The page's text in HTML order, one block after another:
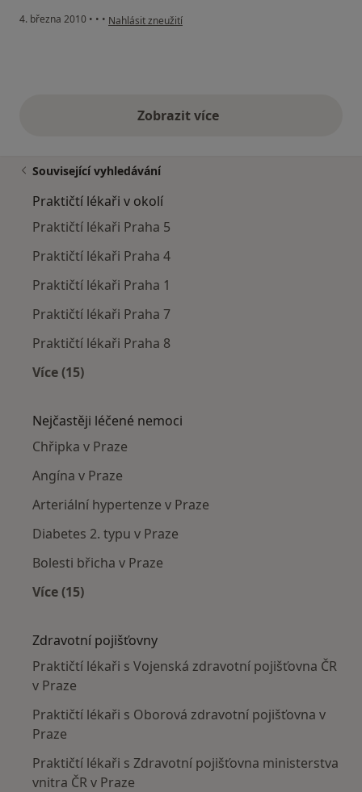
4. března 2010 • • • podle názoru uživatele Váš účet byl odstraněn
Nahlásit zneužití
Zobrazit vícevýše uvedené názory
Související vyhledávání
Praktičtí lékaři v okolí
Praktičtí lékaři Praha 5
Praktičtí lékaři Praha 4
Praktičtí lékaři Praha 1
Praktičtí lékaři Praha 7
Praktičtí lékaři Praha 8
Více (15)
Nejčastěji léčené nemoci
Chřipka v Praze
Angína v Praze
Arteriální hypertenze v Praze
Diabetes 2. typu v Praze
Bolesti břicha v Praze
Více (15)
Zdravotní pojišťovny
Praktičtí lékaři s Vojenská zdravotní pojišťovna ČR
v Praze
Praktičtí lékaři s Oborová zdravotní pojišťovna v
Praze
Praktičtí lékaři s Zdravotní pojišťovna ministerstva
vnitra ČR v Praze